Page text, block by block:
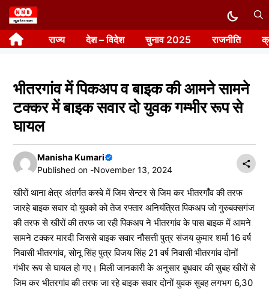
Skip
to
content राज्य देश – विदेश चुनाव 2025 राजनीति
भीतरगांव में पिकअप व बाइक की आमने सामने
टक्कर में बाइक सवार दो युवक गम्भीर रूप से
घायल
Manisha Kumari
Published on -November 13, 2024
खीरों थाना क्षेत्र अंतर्गत कस्बे में जिम सेन्टर से जिम कर भीतरगाँव की तरफ
जारहे बाइक सवार दो युवको को तेज रफ्तार अनियंत्रित पिकअप जो गुरुबक्सगंज
की तरफ से खीरों की तरफ जा रही पिकअप ने भीतरगांव के पास बाइक में आमने
सामने टक्कर मारदी जिससे बाइक सवार नौसत्ती पुत्र संजय कुमार शर्मा 16 वर्ष
निवासी भीतरगांव, सोनू सिंह पुत्र विजय सिंह 21 वर्ष निवासी भीतरगांव दोनों
गंभीर रूप से घायल हो गए। मिली जानकारी के अनुसार बुधवार की सुबह खीरों से
जिम कर भीतरगांव की तरफ जा रहे बाइक सवार दोनों युवक सुबह लगभग 6,30